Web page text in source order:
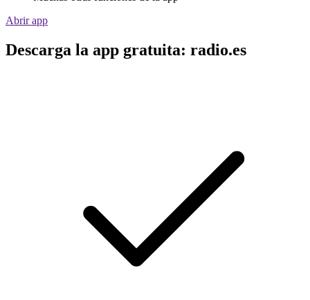
Abrir app
Descarga la app gratuita: radio.es